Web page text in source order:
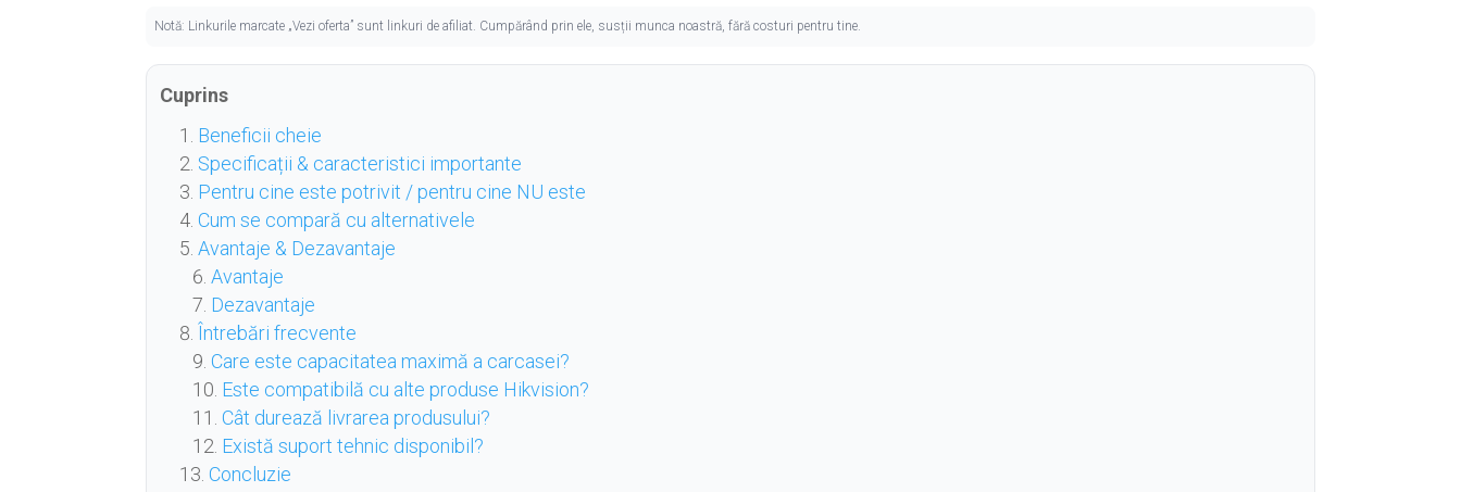
Notă: Linkurile marcate „Vezi oferta” sunt linkuri de afiliat. Cumpărând prin ele, susții munca noastră, fără costuri pentru tine.
Cuprins
Beneficii cheie
Specificații & caracteristici importante
Pentru cine este potrivit / pentru cine NU este
Cum se compară cu alternativele
Avantaje & Dezavantaje
Avantaje
Dezavantaje
Întrebări frecvente
Care este capacitatea maximă a carcasei?
Este compatibilă cu alte produse Hikvision?
Cât durează livrarea produsului?
Există suport tehnic disponibil?
Concluzie